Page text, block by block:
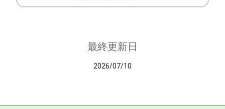
最終更新日
2026/07/10